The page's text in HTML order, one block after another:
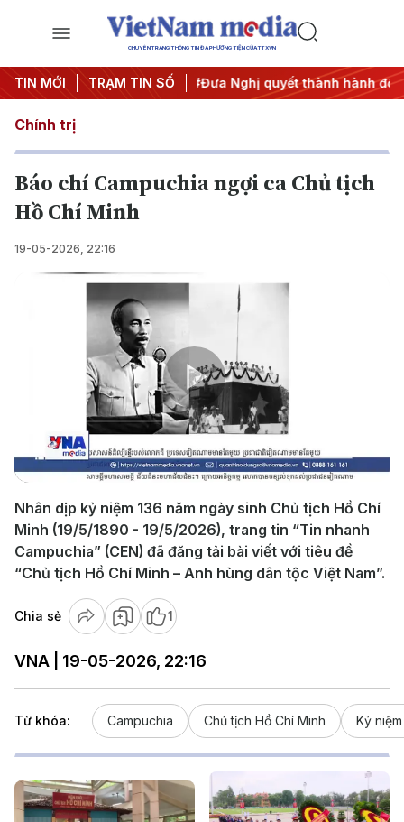
CHUYÊN TRANG THÔNG TIN ĐA PHƯƠNG TIỆN CỦA TTXVN
TIN MỚI TRẠM TIN SỐ
Trung ương 3 #Đưa Nghị quyết thành hành động
Chính trị
Báo chí Campuchia ngợi ca Chủ tịch
Hồ Chí Minh
19-05-2026, 22:16
Play
Video
Nhân dịp kỷ niệm 136 năm ngày sinh Chủ tịch Hồ Chí
Minh (19/5/1890 - 19/5/2026), trang tin “Tin nhanh
Campuchia” (CEN) đã đăng tải bài viết với tiêu đề
“Chủ tịch Hồ Chí Minh – Anh hùng dân tộc Việt Nam”.
Chia sẻ 1
VNA | 19-05-2026, 22:16
Từ khóa: Campuchia Chủ tịch Hồ Chí Minh Kỷ